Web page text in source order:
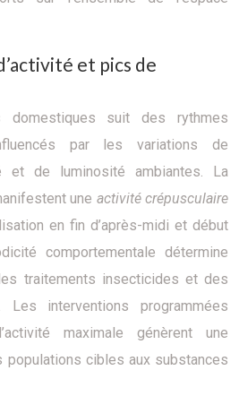
et pics de
domestiques suit des rythmes
par les variations de
et de luminosité ambiantes. La
une activité crépusculaire
en fin d’après-midi et début
comportementale détermine
traitements insecticides et des
Les interventions programmées
maximale génèrent une
cibles aux substances